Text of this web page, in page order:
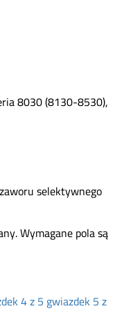
8030 (8130-8530),
selektywnego
Wymagane pola są
4 z 5 gwiazdek5 z